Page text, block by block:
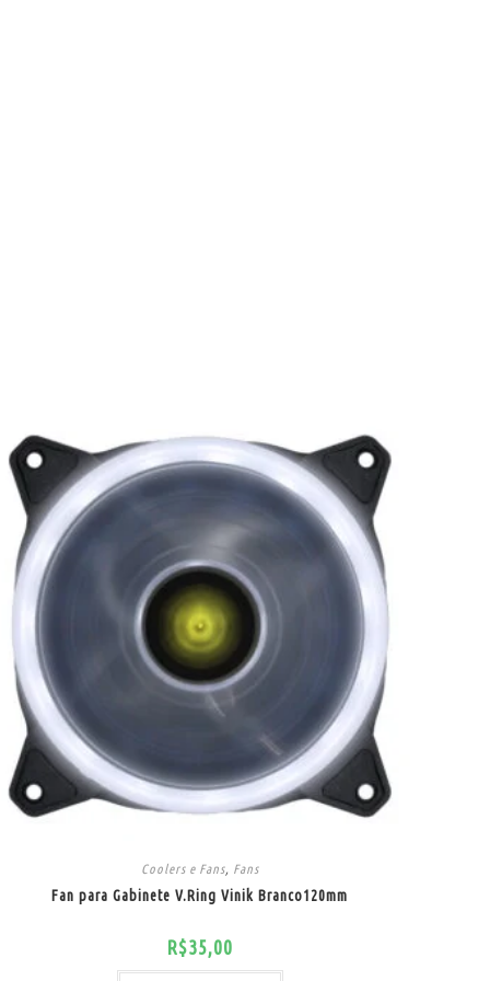
Coolers e Fans, Fans
Fan para Gabinete V.Ring Vinik Branco120mm
R$35,00